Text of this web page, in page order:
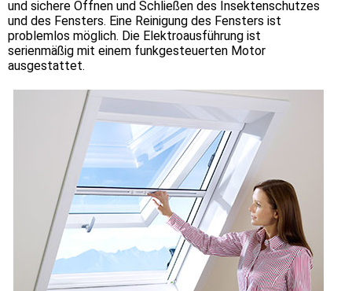
und sichere Öffnen und Schließen des Insektenschutzes
und des Fensters. Eine Reinigung des Fensters ist
problemlos möglich. Die Elektroausführung ist
serienmäßig mit einem funkgesteuerten Motor
ausgestattet.